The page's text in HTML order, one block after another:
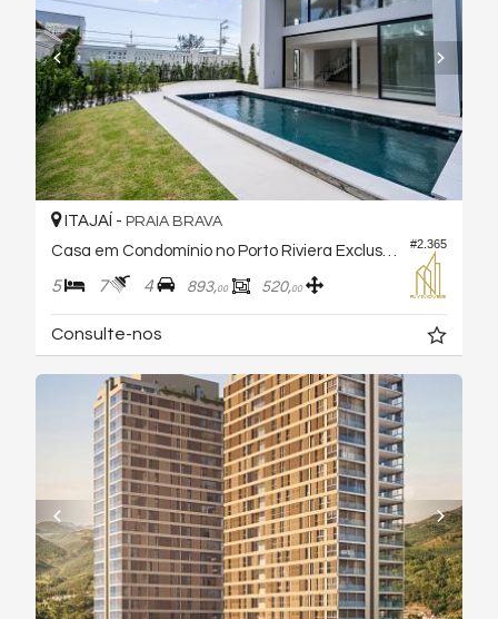
#2.365
ITAJAÍ - PRAIA BRAVA
Casa em Condomínio no Porto Riviera Exclusive
5 7 4 893,00 520,00
Consulte-nos